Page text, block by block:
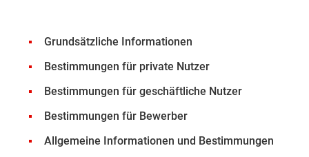
Grundsätzliche Informationen
Bestimmungen für private Nutzer
Bestimmungen für geschäftliche Nutzer
Bestimmungen für Bewerber
Allgemeine Informationen und Bestimmungen